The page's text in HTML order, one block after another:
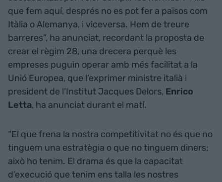
que fem aquí, després no es pot fer a països com
Itàlia o Alemanya, i viceversa. Hem de treure
barreres”, ha anunciat, recordant la proposta de
crear el règim 28, una drecera perquè les
empreses puguin operar amb més facilitat a la
Unió Europea, que l’exprimer ministre italià i
president de l’Institut Jacques Delors, Enrico
Letta, ha anunciat durant el matí.
“El que frena la nostra competitivitat no és que no
tinguem una estratègia o que no tinguem diners;
això ho tenim. El drama és que la capacitat
d’execució que tenim ens talla les nostres